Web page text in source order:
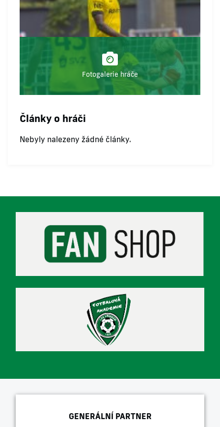
Fotogalerie hráče
Články o hráči
Nebyly nalezeny žádné články.
GENERÁLNÍ PARTNER